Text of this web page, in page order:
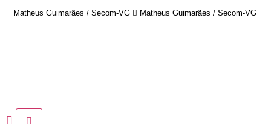
Matheus Guimarães / Secom-VG Matheus Guimarães / Secom-VG